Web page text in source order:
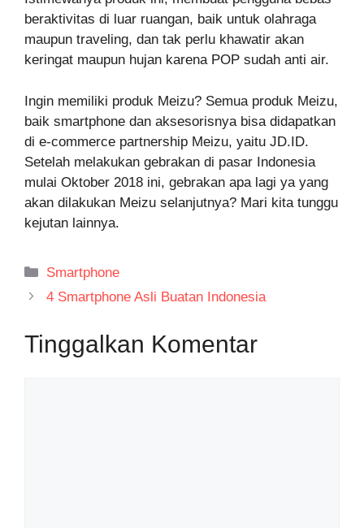
beraktivitas di luar ruangan, baik untuk olahraga
maupun traveling, dan tak perlu khawatir akan
keringat maupun hujan karena POP sudah anti air.
Ingin memiliki produk Meizu? Semua produk Meizu,
baik smartphone dan aksesorisnya bisa didapatkan
di e-commerce partnership Meizu, yaitu JD.ID.
Setelah melakukan gebrakan di pasar Indonesia
mulai Oktober 2018 ini, gebrakan apa lagi ya yang
akan dilakukan Meizu selanjutnya? Mari kita tunggu
kejutan lainnya.
Kategori
Smartphone
4 Smartphone Asli Buatan Indonesia
Tinggalkan Komentar